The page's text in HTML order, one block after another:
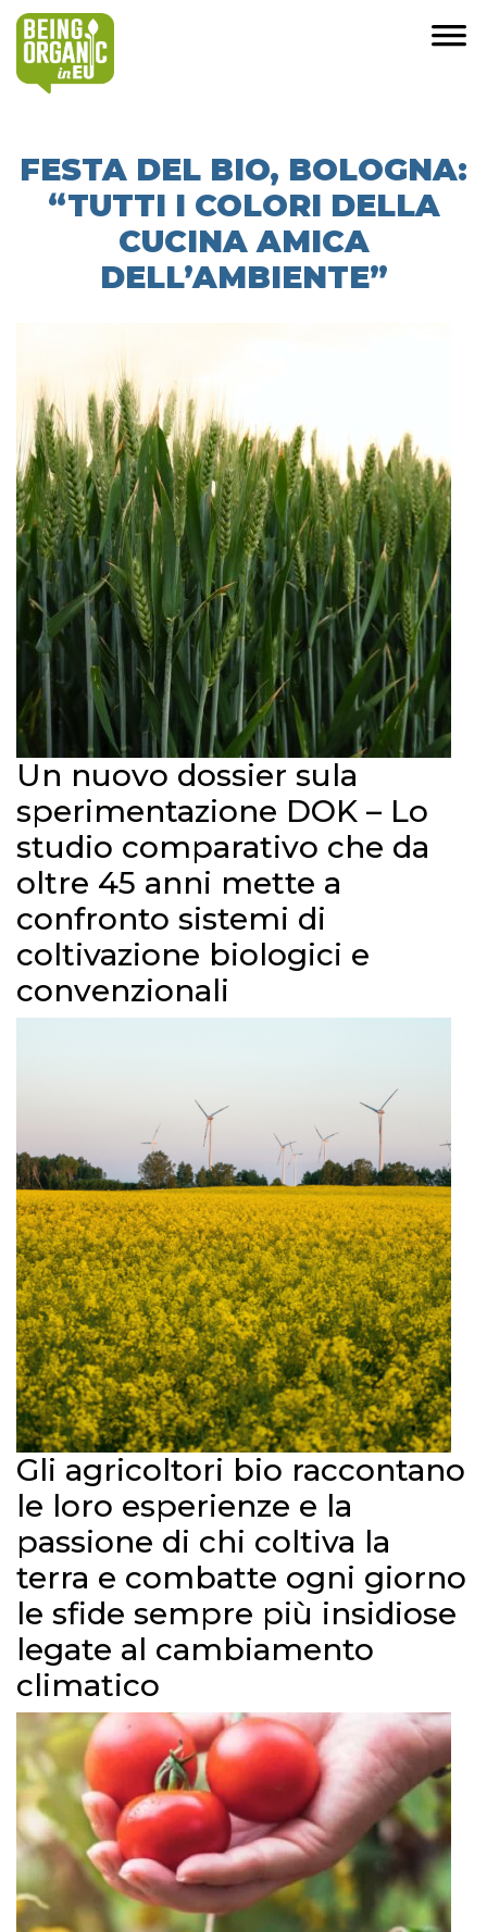
FESTA DEL BIO, BOLOGNA:
“TUTTI I COLORI DELLA
CUCINA AMICA
DELL’AMBIENTE”
Un nuovo dossier sula
sperimentazione DOK – Lo
studio comparativo che da
oltre 45 anni mette a
confronto sistemi di
coltivazione biologici e
convenzionali
Gli agricoltori bio raccontano
le loro esperienze e la
passione di chi coltiva la
terra e combatte ogni giorno
le sfide sempre più insidiose
legate al cambiamento
climatico